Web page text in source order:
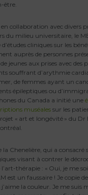
être.
collaboration avec divers
du milieu universitaire, le
cliniques sur les
auprès de personnes
jeunes aux prises avec des
souffrant d’arythmie
de femmes ayant un
épileptiques ou
du Canada a initié une
muséales sur les
« art et longévité » du Dr
Chenelière, qui a consacré
visant à contrer le
thérapie : « Oui, je me
est un faussaire ! Je copie
j’aime la couleur. Je me suis